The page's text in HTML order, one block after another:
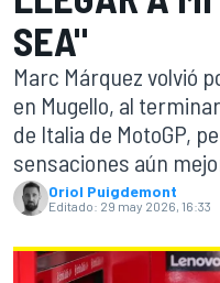
SEA"
Marc Márquez volvió
en Mugello, al
de Italia de MotoGP,
sensaciones aún
Oriol Puigdemont
Editado: 29 may 2026, 16:33